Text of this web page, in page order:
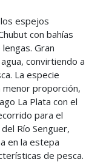
espejos
con bahías
Gran
convirtiendo a
La especie
menor proporción,
La Plata con el
para el
Río Senguer,
en la estepa
de pesca.